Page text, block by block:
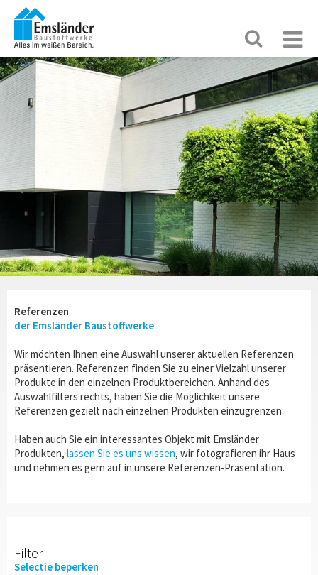
Referenzen
der Emsländer Baustoffwerke
Wir möchten Ihnen eine Auswahl unserer aktuellen Referenzen
präsentieren. Referenzen finden Sie zu einer Vielzahl unserer
Produkte in den einzelnen Produktbereichen. Anhand des
Auswahlfilters rechts, haben Sie die Möglichkeit unsere
Referenzen gezielt nach einzelnen Produkten einzugrenzen.
Haben auch Sie ein interessantes Objekt mit Emsländer
Produkten, lassen Sie es uns wissen, wir fotografieren ihr Haus
und nehmen es gern auf in unsere Referenzen-Präsentation.
Filter
Selectie beperken